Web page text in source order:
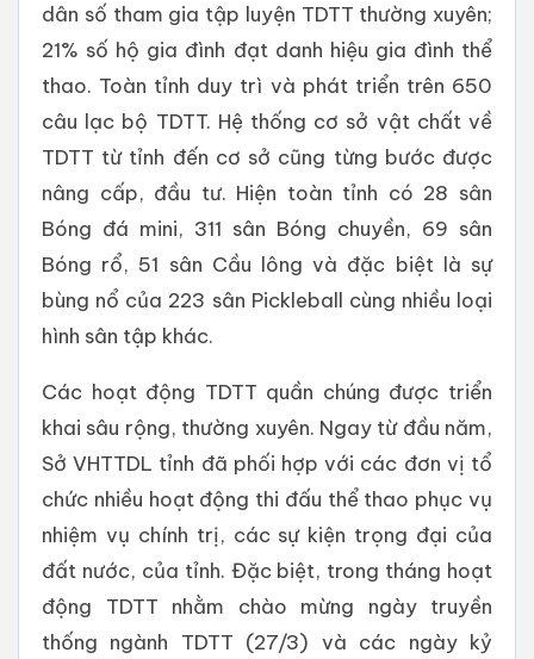
dân số tham gia tập luyện TDTT thường xuyên;
21% số hộ gia đình đạt danh hiệu gia đình thể
thao. Toàn tỉnh duy trì và phát triển trên 650
câu lạc bộ TDTT. Hệ thống cơ sở vật chất về
TDTT từ tỉnh đến cơ sở cũng từng bước được
nâng cấp, đầu tư. Hiện toàn tỉnh có 28 sân
Bóng đá mini, 311 sân Bóng chuyền, 69 sân
Bóng rổ, 51 sân Cầu lông và đặc biệt là sự
bùng nổ của 223 sân Pickleball cùng nhiều loại
hình sân tập khác.
Các hoạt động TDTT quần chúng được triển
khai sâu rộng, thường xuyên. Ngay từ đầu năm,
Sở VHTTDL tỉnh đã phối hợp với các đơn vị tổ
chức nhiều hoạt động thi đấu thể thao phục vụ
nhiệm vụ chính trị, các sự kiện trọng đại của
đất nước, của tỉnh. Đặc biệt, trong tháng hoạt
động TDTT nhằm chào mừng ngày truyền
thống ngành TDTT (27/3) và các ngày kỷ